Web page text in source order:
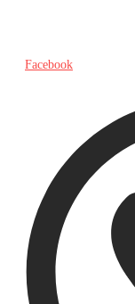
Facebook